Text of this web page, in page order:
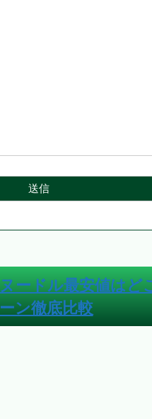
ードル最安値はど
ン徹底比較